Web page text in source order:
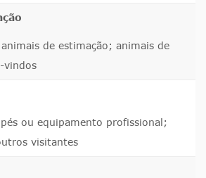
de estimação; animais de
vindos
ou equipamento profissional;
visitantes